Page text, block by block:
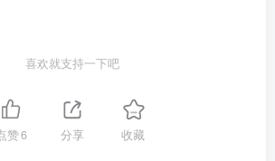
喜欢就支持一下吧
赞6 分享 收藏